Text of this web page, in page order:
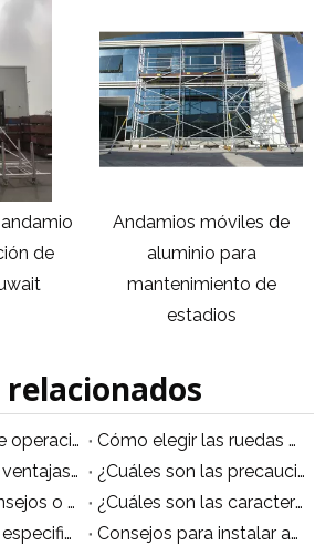
de
Andamios móviles de
aluminio para
mantenimiento de
estadios
Precauciones de operación de seguridad de andamios de aleación de aluminio
Cómo elegir las ruedas adecuadas para andamios móviles de aluminio
¿Cuáles son las ventajas de los andamios de aleación de aluminio en comparación con los andamios de acero?
¿Cuáles son las precauciones para el uso de andamios móviles?
¿Cuáles son ​consejos o sugerencias para utilizar un andamio móvil de aluminio?
¿Cuáles son las características de la plataforma móvil de aluminio/andamio móvil?
¿Cuáles son las especificaciones de los andamios de aluminio?
Consejos para instalar andamios de aluminio de forma segura.